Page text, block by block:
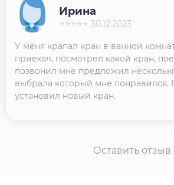
У меня крапал кран в ванной
приехал, посмотрел какой кран,
позвонил мне предложил
выбрала который мне понравился.
установил новый кран.
Ирина
⭐⭐⭐⭐⭐ 30.12.2023
Оставить отзыв